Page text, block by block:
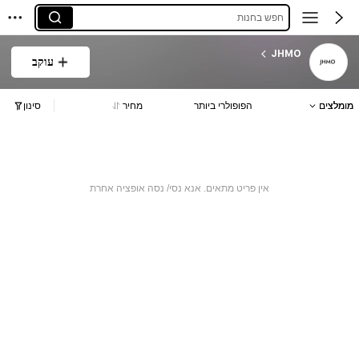
חפש בחנות
JHMO
עוקב
מומלצים הפופולרי ביותר מחיר סינון
אין פריט מתאים. אנא נסי/ נסה אופציה אחרת